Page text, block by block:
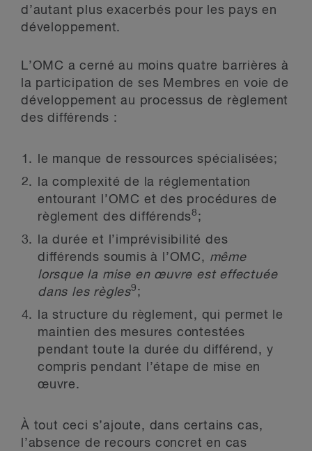
d’autant plus exacerbés pour les pays en
développement.
L’OMC a cerné au moins quatre barrières à
la participation de ses Membres en voie de
développement au processus de règlement
des différends :
le manque de ressources spécialisées;
la complexité de la réglementation
entourant l’OMC et des procédures de
règlement des différends8 ;
la durée et l’imprévisibilité des
différends soumis à l’OMC, même
lorsque la mise en œuvre est effectuée
dans les règles9 ;
la structure du règlement, qui permet le
maintien des mesures contestées
pendant toute la durée du différend, y
compris pendant l’étape de mise en
œuvre.
À tout ceci s’ajoute, dans certains cas,
l’absence de recours concret en cas